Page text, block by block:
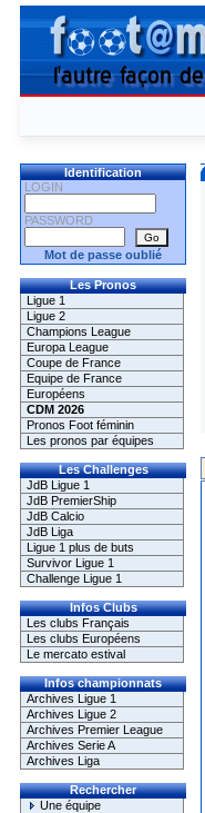
Identification
LOGIN
PASSWORD
Mot de passe oublié
Les Pronos
Ligue 1
Ligue 2
Champions League
Europa League
Coupe de France
Equipe de France
Européens
CDM 2026
Pronos Foot féminin
Les pronos par équipes
Les Challenges
JdB Ligue 1
JdB PremierShip
JdB Calcio
JdB Liga
Ligue 1 plus de buts
Survivor Ligue 1
Challenge Ligue 1
Infos Clubs
Les clubs Français
Les clubs Européens
Le mercato estival
Infos championnats
Archives Ligue 1
Archives Ligue 2
Archives Premier League
Archives Serie A
Archives Liga
Rechercher
Une équipe